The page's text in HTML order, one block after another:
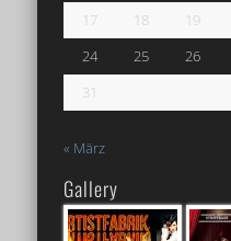
17
18 19
24
25 26
31
« März
Gallery